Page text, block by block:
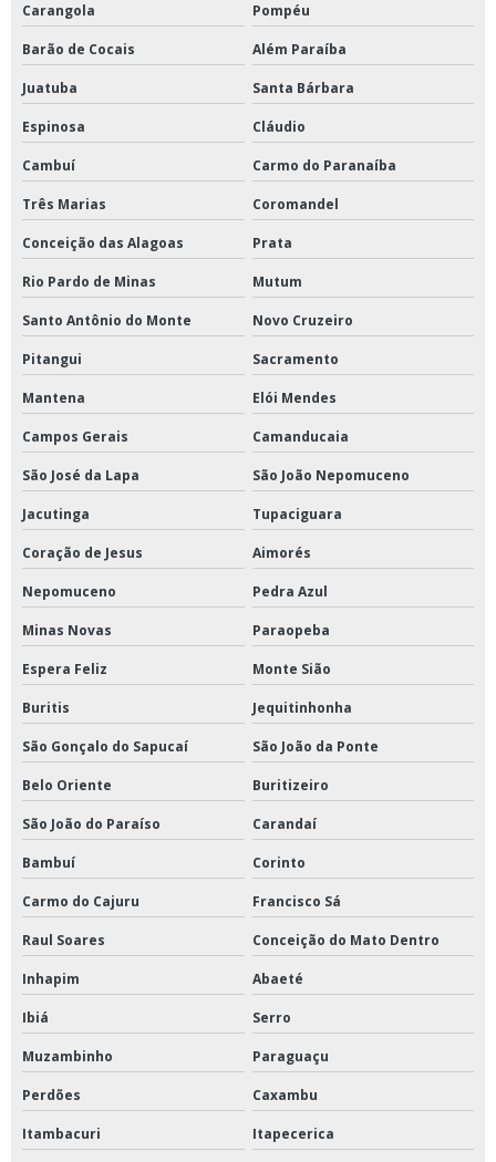
Carangola Pompéu
Barão de Cocais Além Paraíba
Juatuba Santa Bárbara
Espinosa Cláudio
Cambuí Carmo do Paranaíba
Três Marias Coromandel
Conceição das Alagoas Prata
Rio Pardo de Minas Mutum
Santo Antônio do Monte Novo Cruzeiro
Pitangui Sacramento
Mantena Elói Mendes
Campos Gerais Camanducaia
São José da Lapa São João Nepomuceno
Jacutinga Tupaciguara
Coração de Jesus Aimorés
Nepomuceno Pedra Azul
Minas Novas Paraopeba
Espera Feliz Monte Sião
Buritis Jequitinhonha
São Gonçalo do Sapucaí São João da Ponte
Belo Oriente Buritizeiro
São João do Paraíso Carandaí
Bambuí Corinto
Carmo do Cajuru Francisco Sá
Raul Soares Conceição do Mato Dentro
Inhapim Abaeté
Ibiá Serro
Muzambinho Paraguaçu
Perdões Caxambu
Itambacuri Itapecerica